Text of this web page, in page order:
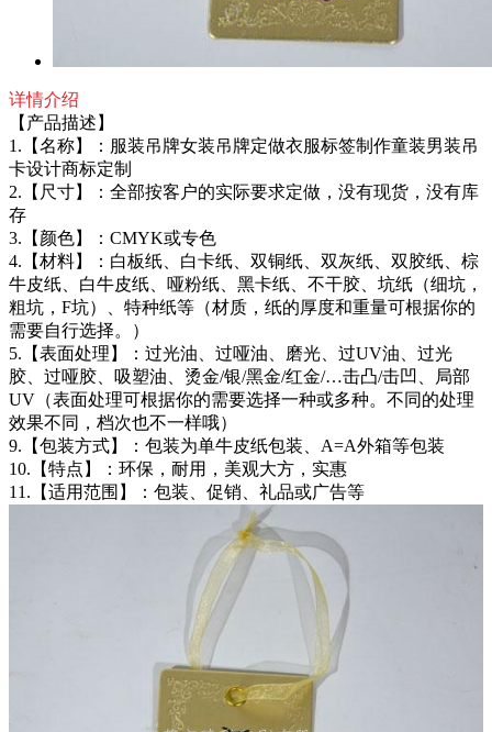
详情介绍
【产品描述】
1.【名称】：服装吊牌女装吊牌定做衣服标签制作童装男装吊
卡设计商标定制
2.【尺寸】：全部按客户的实际要求定做，没有现货，没有库
存
3.【颜色】：CMYK或专色
4.【材料】：白板纸、白卡纸、双铜纸、双灰纸、双胶纸、棕
牛皮纸、白牛皮纸、哑粉纸、黑卡纸、不干胶、坑纸（细坑，
粗坑，F坑）、特种纸等（材质，纸的厚度和重量可根据你的
需要自行选择。）
5.【表面处理】：过光油、过哑油、磨光、过UV油、过光
胶、过哑胶、吸塑油、烫金/银/黑金/红金/…击凸/击凹、局部
UV（表面处理可根据你的需要选择一种或多种。不同的处理
效果不同，档次也不一样哦）
9.【包装方式】：包装为单牛皮纸包装、A=A外箱等包装
10.【特点】：环保，耐用，美观大方，实惠
11.【适用范围】：包装、促销、礼品或广告等